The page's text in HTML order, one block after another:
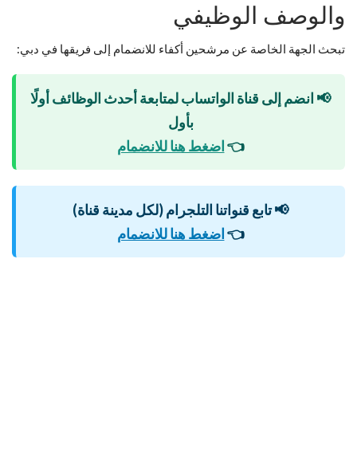
والوصف الوظيفي
تبحث الجهة الخاصة عن مرشحين أكفاء للانضمام إلى فريقها في دبي:
📢 انضم إلى قناة الواتساب لمتابعة أحدث الوظائف أولًا
بأول
👈اضغط هنا للانضمام
📢 تابع قنواتنا التلجرام (لكل مدينة قناة)
👈اضغط هنا للانضمام